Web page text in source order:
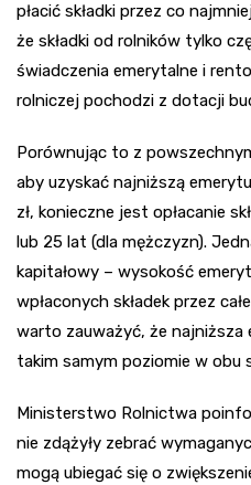
płacić składki przez co
że składki od rolników tylko
świadczenia emerytalne i
rolniczej pochodzi z dotacji
Porównując to z
aby uzyskać najniższą
zł, konieczne jest opłacanie
lub 25 lat (dla mężczyzn).
kapitałowy – wysokość
wpłaconych składek przez
warto zauważyć, że
takim samym poziomie w obu
Ministerstwo Rolnictwa
nie zdążyły zebrać
mogą ubiegać się o